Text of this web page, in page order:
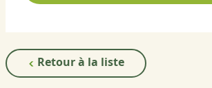
Retour à la liste